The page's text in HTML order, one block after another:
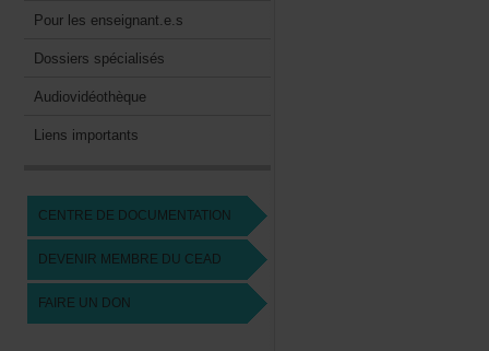
Pourlesenseignant.e.s
Dossiersspécialisés
Audiovidéothèque
Liensimportants
CENTREDEDOCUMENTATION
DEVENIRMEMBREDUCEAD
FAIREUNDON